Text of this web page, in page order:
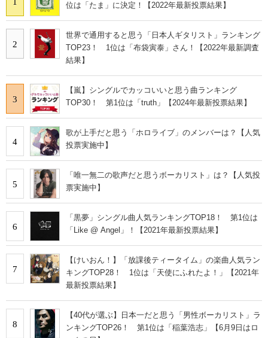
位は「たま」に決定！【2022年最新投票結果】
2
世界で通用すると思う「日本人ギタリスト」ランキング
TOP23！ 1位は「布袋寅泰」さん！【2022年最新調査
結果】
3
【嵐】シングルでカッコいいと思う曲ランキング
TOP30！ 第1位は「truth」【2024年最新投票結果】
4
歌が上手だと思う「ホロライブ」のメンバーは？【人気
投票実施中】
5
「唯一無二の歌声だと思うボーカリスト」は？【人気投
票実施中】
6
「黒夢」シングル曲人気ランキングTOP18！ 第1位は
「Like @ Angel」！【2021年最新投票結果】
7
【けいおん！】「放課後ティータイム」の楽曲人気ラン
キングTOP28！ 1位は「天使にふれたよ！」【2021年
最新投票結果】
8
【40代が選ぶ】日本一だと思う「男性ボーカリスト」ラ
ンキングTOP26！ 第1位は「稲葉浩志」【6月9日はロ